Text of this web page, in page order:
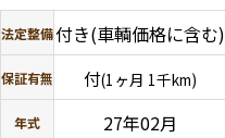
法定整備付き(車輌価格に含む)
保証有無 付(1ヶ月 1千km)
年式 27年02月